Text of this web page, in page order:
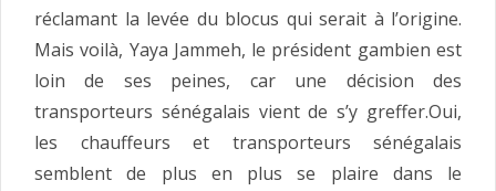
réclamant la levée du blocus qui serait à l’origine.
Mais voilà, Yaya Jammeh, le président gambien est
loin de ses peines, car une décision des
transporteurs sénégalais vient de s’y greffer.Oui,
les chauffeurs et transporteurs sénégalais
semblent de plus en plus se plaire dans le